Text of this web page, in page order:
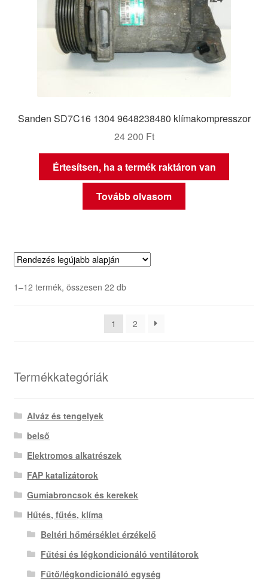
Sanden SD7C16 1304 9648238480 klímakompresszor
24 200 Ft
Értesítsen, ha a termék raktáron van
Tovább olvasom
1–12 termék, összesen 22 dbSorted
1
2
Termékkategóriák
Alváz és tengelyek
belső
Elektromos alkatrészek
FAP katalizátorok
Gumiabroncsok és kerekek
Hűtés, fűtés, klíma
Beltéri hőmérséklet érzékelő
Fűtési és légkondicionáló ventilátorok
Fűtő/légkondicionáló egység